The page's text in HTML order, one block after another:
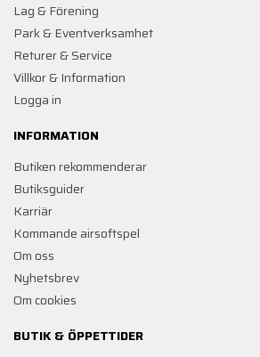
Lag & Förening
Park & Eventverksamhet
Returer & Service
Villkor & Information
Logga in
INFORMATION
Butiken rekommenderar
Butiksguider
Karriär
Kommande airsoftspel
Om oss
Nyhetsbrev
Om cookies
BUTIK & ÖPPETTIDER